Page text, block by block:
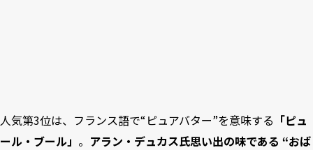
人気第3位は、フランス語で“ピュアバター”を意味する 「ピュ
ール・ブール」 。 アラン・デュカス氏思い出の味である “おば